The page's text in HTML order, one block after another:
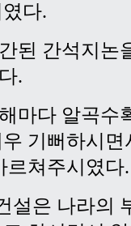
다.
된 간석지논
.
마다 알곡수
기뻐하시
르쳐주시였다.
설은 나라의